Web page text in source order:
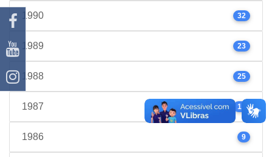
1990 32
1989 23
1988 25
1987 17
1986 9